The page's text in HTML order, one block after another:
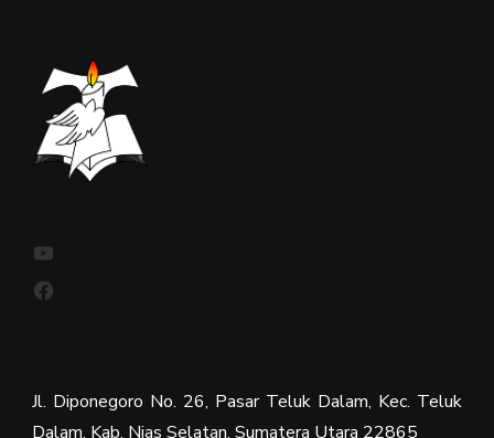
Jl. Diponegoro No. 26, Pasar Teluk Dalam, Kec. Teluk
Dalam, Kab. Nias Selatan, Sumatera Utara 22865